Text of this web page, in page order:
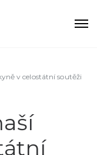
v celostátní soutěži